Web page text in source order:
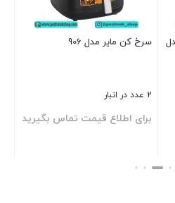
سرخ کن مایر مدل 906
2 عدد در انبار
برای اطلاع قیمت تماس بگیرید
بستن